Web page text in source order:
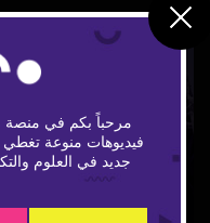
مرحباً بكم في منصة
فيديوهات منوعة تغطي
جديد في العلوم